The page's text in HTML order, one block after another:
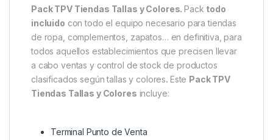
Pack TPV Tiendas Tallas y Colores.Pack todo
incluido con todo el equipo necesario para tiendas
de ropa, complementos, zapatos… en definitiva, para
todos aquellos establecimientos que precisen llevar
a cabo ventas y control de stock de productos
clasificados según tallas y colores. Este Pack TPV
Tiendas Tallas y Colores incluye:
Terminal Punto de Venta